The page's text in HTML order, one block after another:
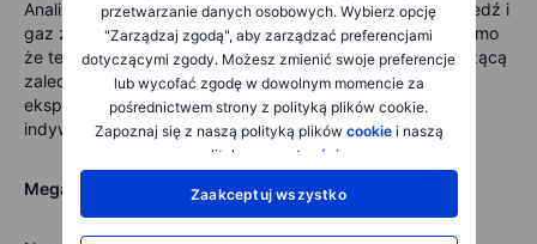
przetwarzanie danych osobowych. Wybierz opcję
"Zarządzaj zgodą", aby zarządzać preferencjami
dotyczącymi zgody. Możesz zmienić swoje preferencje
lub wycofać zgodę w dowolnym momencie za
pośrednictwem strony z polityką plików cookie.
Zapoznaj się z naszą polityką plików cookiei naszą
polityką
prywatności
Zaakceptuj wszystko
Analizując wyniki i indywidualne wagi, widać, że złoto, miedź i
gaz ziemny przyniosły blisko 75% całkowitego zwrotu, mimo
że te trzy kontrakty mają łączną wagę w indeksie wynoszącą
zaledwie 27,5%. Podkreśla to zaletę posiadania szerokiej
ekspozycji na towary, zamiast próbować wybierać
indywidualnych zwycięzców.
Megatrendy napędzające długoterminowe zyski